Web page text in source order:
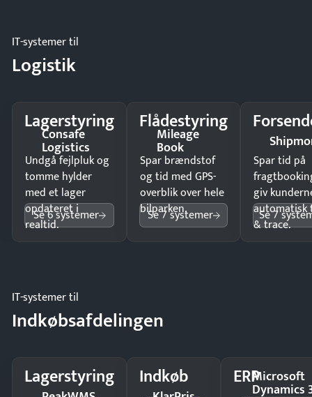
IT-systemer til
Logistik
Lagerstyring
Consafe
Logistics
Undgå fejlpluk og
tomme hylder
med et lager
opdateret i
realtid.
Se 6 systemer
Flådestyring
Mileage
Book
Spar brændstof
og tid med GPS-
overblik over hele
bilparken.
Se 7 systemer
Spar tid på
giv
automatisk
& trace.
Se 7
IT-systemer til
Indkøbsafdelingen
Lagerstyring Indkøb ERPMicrosoft
Dynamics